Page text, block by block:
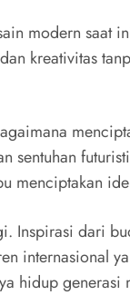
modern saat
kreativitas
menciptakan
Inspirasi dari
internasional
hidup generasi